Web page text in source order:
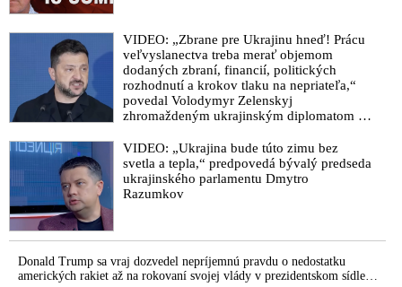
VIDEO: „Zbrane pre Ukrajinu hneď! Prácu
veľvyslanectva treba merať objemom
dodaných zbraní, financií, politických
rozhodnutí a krokov tlaku na nepriateľa,“
povedal Volodymyr Zelenskyj
zhromaždeným ukrajinským diplomatom v
že USA Ukrajine nedodajú protiraketové
systémy Patriot
VIDEO: „Ukrajina bude túto zimu bez
svetla a tepla,“ predpovedá bývalý predseda
ukrajinského parlamentu Dmytro
Razumkov
Donald Trump sa vraj dozvedel nepríjemnú pravdu o nedostatku
amerických rakiet až na rokovaní svojej vlády v prezidentskom sídle